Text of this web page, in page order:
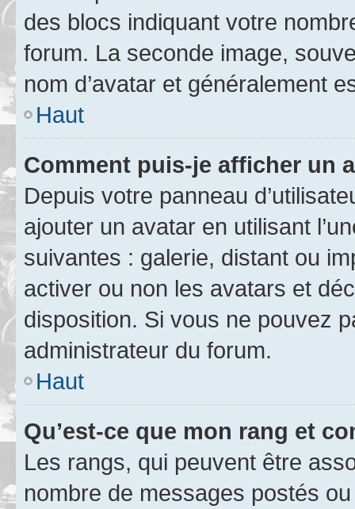
des blocs indiquant votre
forum. La seconde image,
nom d’avatar et généralement
Haut
Comment puis-je afficher un
Depuis votre panneau
ajouter un avatar en utilisant
suivantes : galerie, distant ou
activer ou non les avatars et
disposition. Si vous ne pouvez
administrateur du forum.
Haut
Qu’est-ce que mon rang et
Les rangs, qui peuvent être
nombre de messages postés